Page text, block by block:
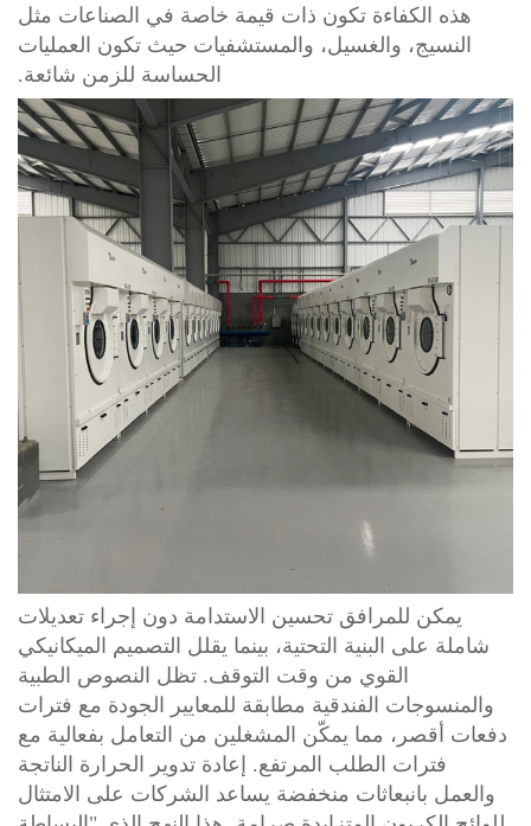
تكون ذات قيمة خاصة في الصناعات مثل
والغسيل، والمستشفيات حيث تكون العمليات
الحساسة للزمن شائعة.
تحسين الاستدامة دون إجراء تعديلات
البنية التحتية، بينما يقلل التصميم الميكانيكي
القوي من وقت التوقف. تظل النصوص الطبية
الفندقية مطابقة للمعايير الجودة مع فترات
مما يمكّن المشغلين من التعامل بفعالية مع
الطلب المرتفع. إعادة تدوير الحرارة الناتجة
منخفضة يساعد الشركات على الامتثال